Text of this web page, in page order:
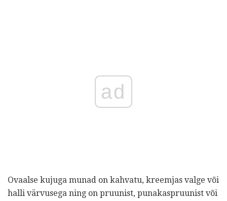
ad
Ovaalse kujuga munad on kahvatu, kreemjas valge või
halli värvusega ning on pruunist, punakaspruunist või